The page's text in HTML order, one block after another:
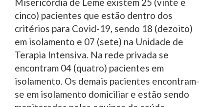
cinco) pacientes que estão dentro dos
critérios para Covid-19, sendo 18 (dezoito)
em isolamento e 07 (sete) na Unidade de
Terapia Intensiva. Na rede privada se
encontram 04 (quatro) pacientes em
isolamento. Os demais pacientes encontram-
se em isolamento domiciliar e estão sendo